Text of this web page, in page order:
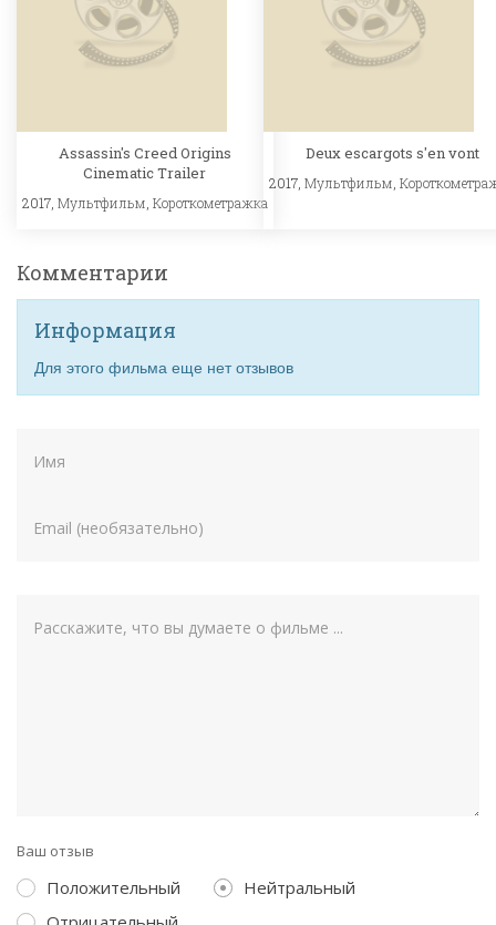
Assassin's Creed Origins
Cinematic Trailer
2017, Мультфильм Короткометражка
Deux escargots s'en vont
2017,Мультфильм ,
Комментарии
Информация
Для этого фильма еще нет отзывов
Ваш отзыв
Положительный
Нейтральный